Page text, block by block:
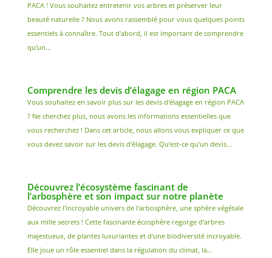
PACA ! Vous souhaitez entretenir vos arbres et préserver leur
beauté naturelle ? Nous avons rassemblé pour vous quelques points
essentiels à connaître. Tout d'abord, il est important de comprendre
qu'un...
Comprendre les devis d’élagage en région PACA
Vous souhaitez en savoir plus sur les devis d'élagage en région PACA
? Ne cherchez plus, nous avons les informations essentielles que
vous recherchez ! Dans cet article, nous allons vous expliquer ce que
vous devez savoir sur les devis d'élagage. Qu'est-ce qu'un devis...
Découvrez l’écosystème fascinant de
l’arbosphère et son impact sur notre planète
Découvrez l'incroyable univers de l'arbosphère, une sphère végétale
aux mille secrets ! Cette fascinante écosphère regorge d'arbres
majestueux, de plantes luxuriantes et d'une biodiversité incroyable.
Elle joue un rôle essentiel dans la régulation du climat, la...